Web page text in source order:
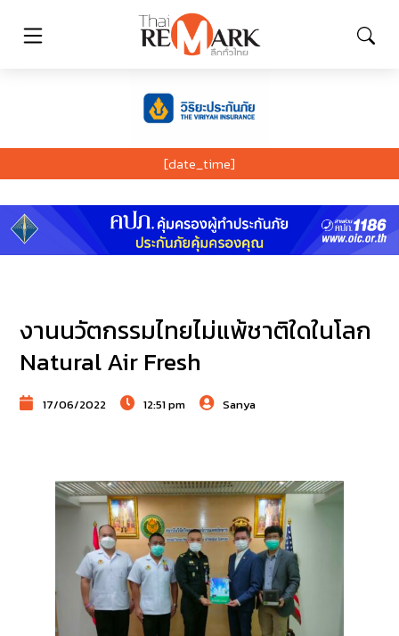
[date_time]
งานนวัตกรรมไทยไม่แพ้ชาติใดในโลก
Natural Air Fresh
17/06/2022 12:51 pm Sanya